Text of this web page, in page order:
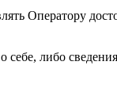
Оператору
либо